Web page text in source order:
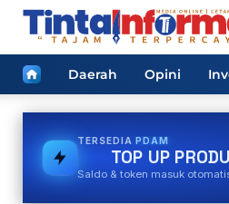
HomeDaerah Opini
TERSEDIA PAKET DATA
TOP UP
Saldo & token masuk